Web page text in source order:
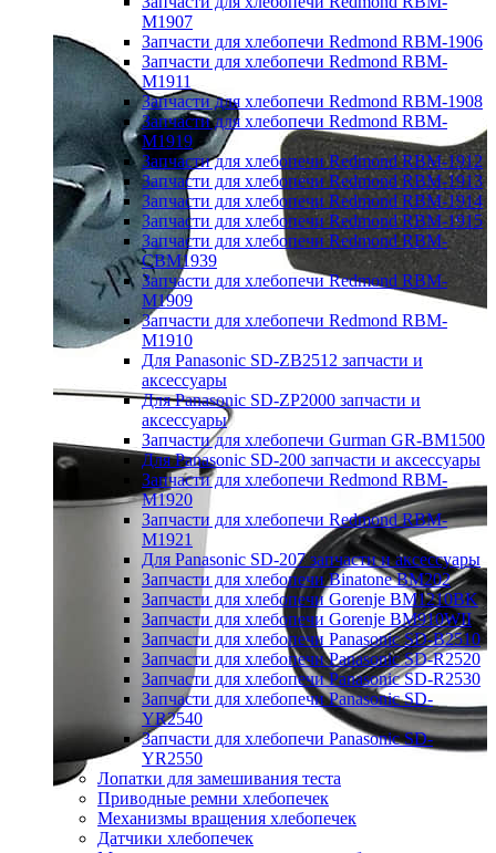
M1907
Запчасти для хлебопечи Redmond RBM-1906
Запчасти для хлебопечи Redmond RBM-
M1911
Запчасти для хлебопечи Redmond RBM-1908
Запчасти для хлебопечи Redmond RBM-
M1919
Запчасти для хлебопечи Redmond RBM-1912
Запчасти для хлебопечи Redmond RBM-1913
Запчасти для хлебопечи Redmond RBM-1914
Запчасти для хлебопечи Redmond RBM-1915
Запчасти для хлебопечи Redmond RBM-
CBM1939
Запчасти для хлебопечи Redmond RBM-
M1909
Запчасти для хлебопечи Redmond RBM-
M1910
Для Panasonic SD-ZB2512 запчасти и
аксессуары
Для Panasonic SD-ZP2000 запчасти и
аксессуары
Запчасти для хлебопечи Gurman GR-BM1500
Для Panasonic SD-200 запчасти и аксессуары
Запчасти для хлебопечи Redmond RBM-
M1920
Запчасти для хлебопечи Redmond RBM-
M1921
Для Panasonic SD-207 запчасти и аксессуары
Запчасти для хлебопечи Binatone BM202
Запчасти для хлебопечи Gorenje BM1210BK
Запчасти для хлебопечи Gorenje BM910WII
Запчасти для хлебопечи Panasonic SD-B2510
Запчасти для хлебопечи Panasonic SD-R2520
Запчасти для хлебопечи Panasonic SD-R2530
Запчасти для хлебопечи Panasonic SD-
YR2540
Запчасти для хлебопечи Panasonic SD-
YR2550
Лопатки для замешивания теста
Приводные ремни хлебопечек
Механизмы вращения хлебопечек
Датчики хлебопечек